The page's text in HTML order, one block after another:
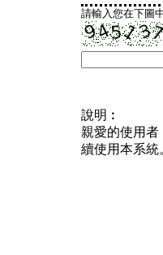
請輸入您在下圖
說明︰
親愛的使用
續使用本系統